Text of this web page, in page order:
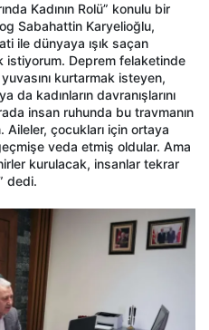
Kadının Rolü” konulu bir
Sabahattin Karyelioğlu,
ile dünyaya ışık saçan
istiyorum. Deprem felaketinde
kurtarmak isteyen,
da kadınların davranışlarını
insan ruhunda bu travmanın
Aileler, çocukları için ortaya
veda etmiş oldular. Ama
kurulacak, insanlar tekrar
dedi.